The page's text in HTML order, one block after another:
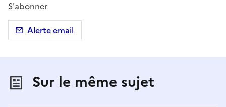
S'abonner
Alerte email
Sur le même sujet